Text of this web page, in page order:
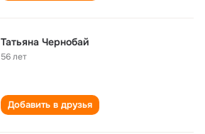
Татьяна Чернобай
56 лет
Добавить в друзья